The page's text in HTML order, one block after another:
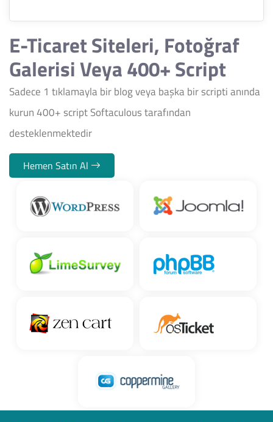
E-Ticaret Siteleri, Fotoğraf
Galerisi Veya 400+ Script
Sadece 1 tıklamayla bir blog veya başka bir scripti anında
kurun 400+ script Softaculous tarafından
desteklenmektedir
Hemen Satın Al